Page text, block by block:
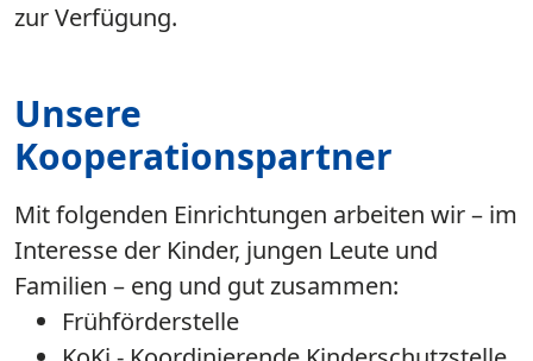
zur Verfügung.
Unsere
Kooperationspartner
Mit folgenden Einrichtungen arbeiten wir – im
Interesse der Kinder, jungen Leute und
Familien – eng und gut zusammen:
Frühförderstelle